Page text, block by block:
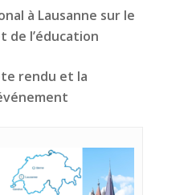
à Lausanne sur le
de l’éducation
rendu et la